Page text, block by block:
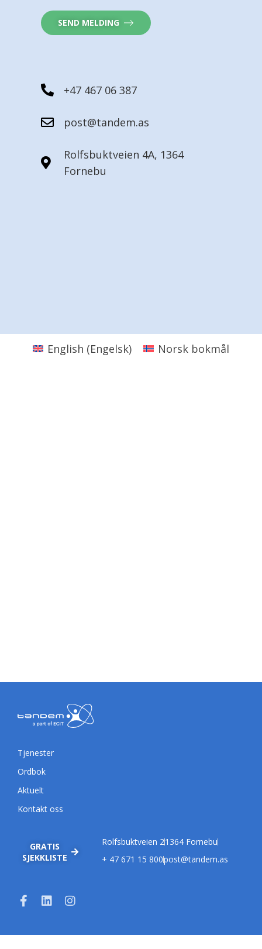
SEND MELDING
+47 467 06 387
post@tandem.as
Rolfsbuktveien 4A, 1364
Fornebu
English (Engelsk) Norsk bokmål
Tjenester
Ordbok
Aktuelt
Kontakt oss
GRATIS
SJEKKLISTE
Rolfsbuktveien 21364 Fornebu
+ 47 671 15 800post@tandem.as